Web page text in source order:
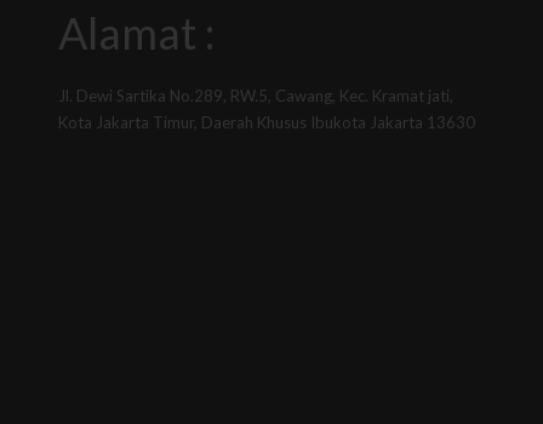
Alamat :
Jl. Dewi Sartika No.289, RW.5, Cawang, Kec. Kramat jati,
Kota Jakarta Timur, Daerah Khusus Ibukota Jakarta 13630